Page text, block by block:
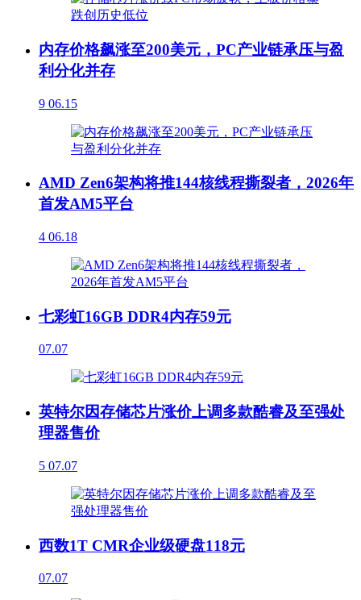
内存价格飙涨至200美元，PC产业链承压与盈
利分化并存
9 06.15
AMD Zen6架构将推144核线程撕裂者，2026年
首发AM5平台
4 06.18
七彩虹16GB DDR4内存59元
07.07
英特尔因存储芯片涨价上调多款酷睿及至强处
理器售价
5 07.07
西数1T CMR企业级硬盘118元
07.07